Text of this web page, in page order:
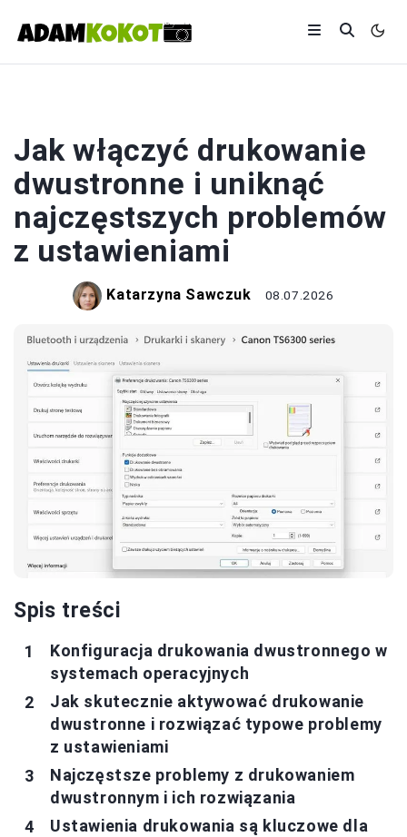
Jak włączyć drukowanie
dwustronne i uniknąć
najczęstszych problemów
z ustawieniami
Katarzyna Sawczuk 08.07.2026
Spis treści
Konfiguracja drukowania dwustronnego w
systemach operacyjnych
Jak skutecznie aktywować drukowanie
dwustronne i rozwiązać typowe problemy
z ustawieniami
Najczęstsze problemy z drukowaniem
dwustronnym i ich rozwiązania
Ustawienia drukowania są kluczowe dla